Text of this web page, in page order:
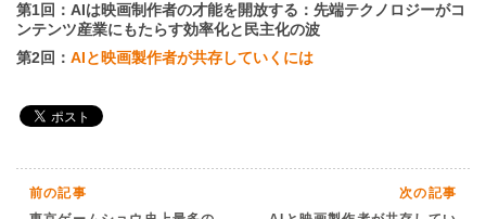
第1回：AIは映画制作者の才能を開放する：先端テクノロジーがコ
ンテンツ産業にもたらす効率化と民主化の波
第2回： AIと映画製作者が共存していくには
前の記事
次の記事